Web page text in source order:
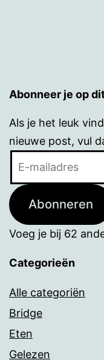
Abonneer je op
Als je het leuk
nieuwe post, vul
Abonneren
Voeg je bij 62
Categorieën
Alle categoriën
Bridge
Eten
Gelezen